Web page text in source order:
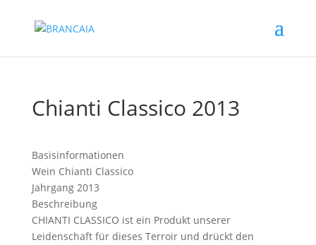
Chianti Classico 2013
Basisinformationen
Wein Chianti Classico
Jahrgang2013
Beschreibung
CHIANTI CLASSICO ist ein Produkt unserer
Leidenschaft für dieses Terroir und drückt den